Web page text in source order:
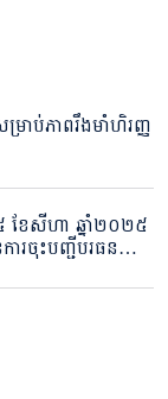
រចុះបញ្ជីបរធនបាល
រអប់សុវត្ថិភាព”